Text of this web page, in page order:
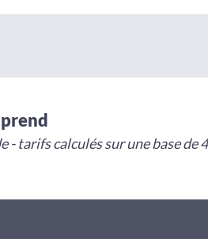
- tarifs calculés sur une base